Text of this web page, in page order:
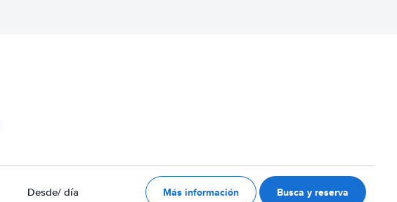
Desde/ día Más información Busca y reserva